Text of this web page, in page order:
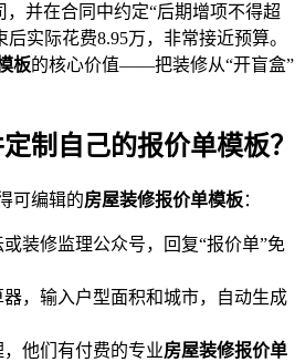
并在合同中约定“后期增项不得超
实际花费8.95万，非常接近预算。
板的核心价值——把装修从“开盲盒”
制自己的报价单模板？
可编辑的房屋装修报价单模板：
装修监理公众号，回复“报价单”免
，输入户型面积和城市，自动生成
他们有付费的专业房屋装修报价单